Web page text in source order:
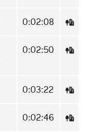
0:02:08
0:02:50
0:03:22
0:02:46